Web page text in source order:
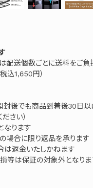
配送個数ごとに送料をご負
込1,650円）
封後でも商品到着後30日
さい）
なります
場合に限り返品を承ります
は返金いたしかねます
損等は保証の対象外となり